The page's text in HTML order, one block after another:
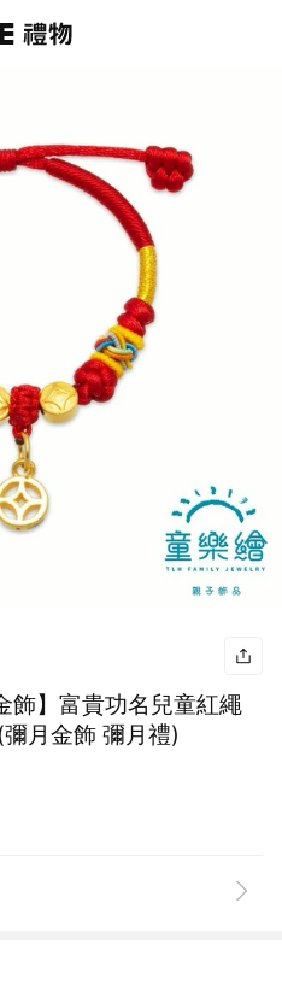
飾】富貴功名兒童紅繩
月金飾 彌月禮)